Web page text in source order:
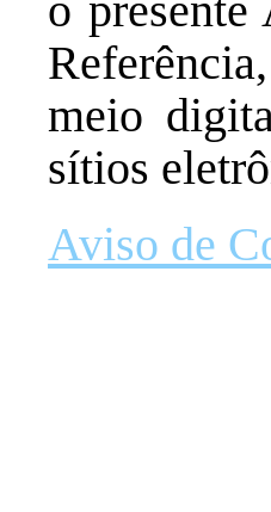
meio
sítios
Aviso de